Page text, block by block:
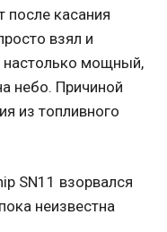
после касания
взял и
настолько мощный,
небо. Причиной
из топливного